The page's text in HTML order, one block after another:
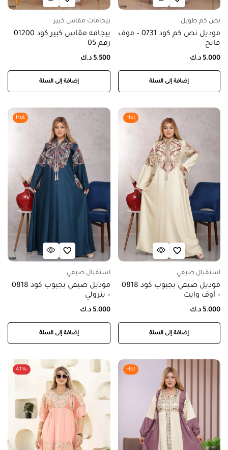
نص كم طويل
موديل نص كم كود 0731 – موف
فاتح
5.000 د.ك
إضافة إلى السلة
بيجامات مقاس كبير
بيجامه مقاس كبير كود 01200
رقم 05
5.500 د.ك
إضافة إلى السلة
Hot
استقبال صيفي
موديل صيفي بجيوب كود 0818
– أوف وايت
5.000 د.ك
إضافة إلى السلة
Hot
استقبال صيفي
موديل صيفي بجيوب كود 0818
– بترولي
5.000 د.ك
إضافة إلى السلة
Hot
-41%